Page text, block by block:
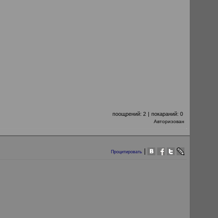
поощрений: 2 | покараний: 0
Авторизован
Процитировать